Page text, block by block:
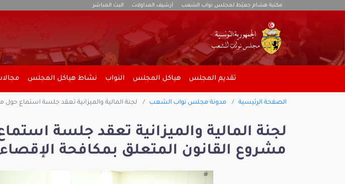
مكتبة هشام جعيّط لمجلس نواب الشعب أرشيف المداولات البث المباشر
تقديم المجلس هياكل المجلس النواب نشاط هياكل المجلس
الصفحة الرئيسية مدونة مجلس نواب الشعب لجنة المالية والميزانية تعقد جلسة استماع
لجنة المالية والميزانية تعقد جلسة
مشروع القانون المتعلق بمكافحة الإقصاء